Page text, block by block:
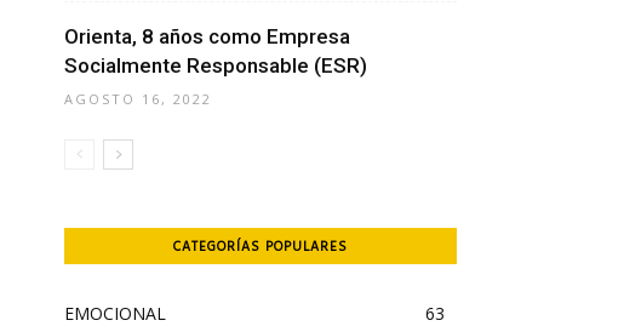
Orienta, 8 años como Empresa
Socialmente Responsable (ESR)
AGOSTO 16, 2022
CATEGORÍAS POPULARES
EMOCIONAL
63